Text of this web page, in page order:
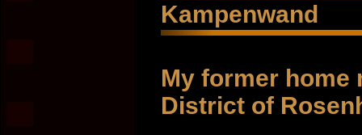
Kampenwand
My former home
District of